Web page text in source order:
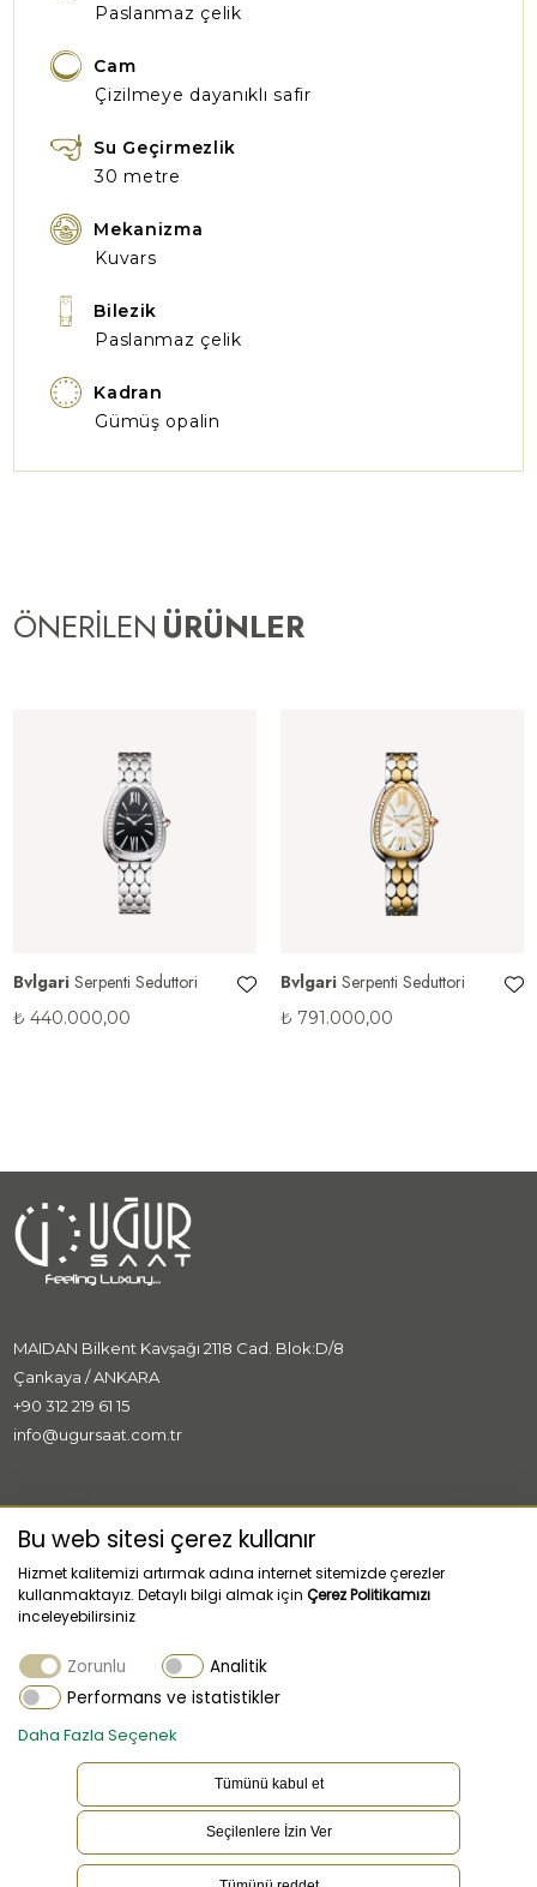
Paslanmaz çelik
Cam
Çizilmeye dayanıklı safir
Su Geçirmezlik
30 metre
Mekanizma
Kuvars
Bilezik
Paslanmaz çelik
Kadran
Gümüş opalin
ÖNERİLEN ÜRÜNLER
Bvlgari Serpenti Seduttori
₺ 440.000,00
Bvlgari Serpenti Seduttori
₺ 791.000,00
MAIDAN Bilkent Kavşağı 2118 Cad. Blok:D/8
Çankaya / ANKARA
+90 312 219 61 15
info@ugursaat.com.tr
MARKALAR
KURUMSAL
MÜŞTERİ HİZMETLERİ
Dil TR
Bu web sitesi çerez kullanır
Hizmet kalitemizi artırmak adına internet sitemizde çerezler
kullanmaktayız. Detaylı bilgi almak için Çerez Politikamızı
inceleyebilirsiniz
Zorunlu
Analitik
Performans ve istatistikler
Daha Fazla Seçenek
Seçilenlere İzin Ver
Tümünü kabul et